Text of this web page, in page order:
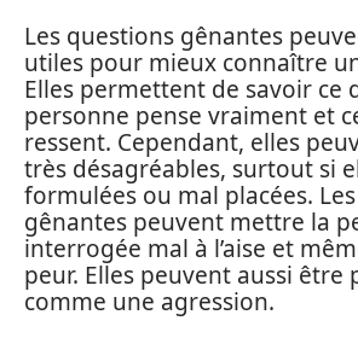
Les questions gênantes
utiles pour mieux connaître
Elles permettent de savoir ce
personne pense vraiment et
ressent. Cependant, elles
très désagréables, surtout si
formulées ou mal placées.
gênantes peuvent mettre la
interrogée mal à l’aise et
peur. Elles peuvent aussi être
comme une agression.